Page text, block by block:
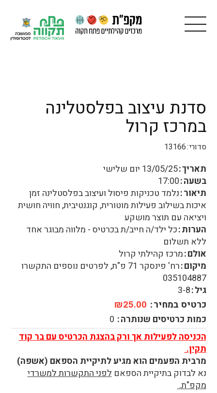
סדנת עיצוב בפלסטלינה
במרכז קרול
סדורי 13166
תאריך 13/05/25 יום שלישי
בשעה 17:00
תיאור נלמד טכניקות פיסול ועיצוב בפלסטלינה זמן
איכות בשילוב פעילות מוטורית, קוגנטיבית, חוויה חושית
ויציאה עם תוצר מושקע
הערות כל ילד/ה חייב/ת בכרטיס - מלווה מבוגר אחד
ללא תשלום
אולם מרכז קהילתי קרול
מיקום
רח' פינסקר 71 פ"ת, לפרטים נוספים התקשרו
035104887
גיל 3-8
כרטיס במחיר
כמות כרטיסים שנותרה 0
הכניסה לפעילות אך ורק בהצגת הכרטיס עם בר קוד
תקין.
מרבית הפעמים הוא מגיע לתיקיית הספאם (אשפה)
נא לבדוק בתיקיית הספאםלפני התקשרות למשרדי
מקפ"ת.